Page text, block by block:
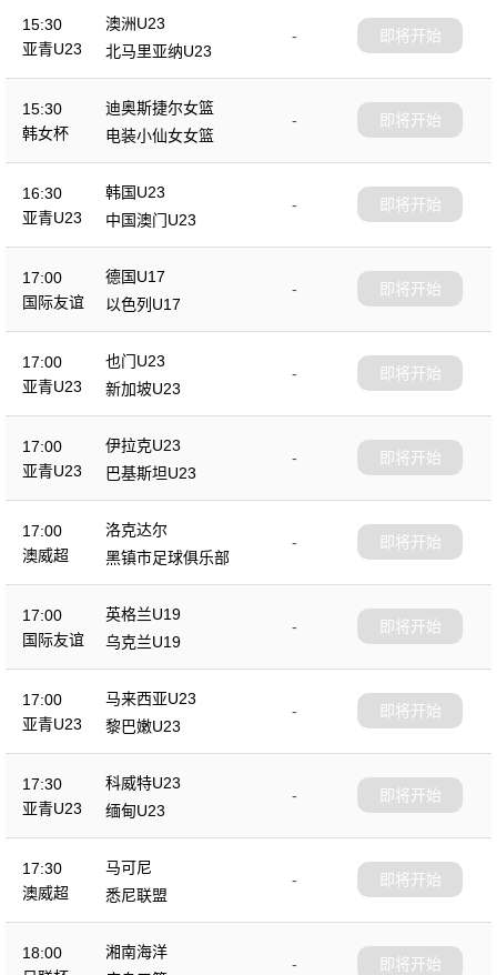
15:30
亚青U23
澳洲U23
-
北马里亚纳U23
即将开始
15:30
韩女杯
迪奥斯捷尔女篮
-
电装小仙女女篮
即将开始
16:30
亚青U23
韩国U23
-
中国澳门U23
即将开始
17:00
国际友谊
德国U17
-
以色列U17
即将开始
17:00
亚青U23
也门U23
-
新加坡U23
即将开始
17:00
亚青U23
伊拉克U23
-
巴基斯坦U23
即将开始
17:00
澳威超
洛克达尔
-
黑镇市足球俱乐部
即将开始
17:00
国际友谊
英格兰U19
-
乌克兰U19
即将开始
17:00
亚青U23
马来西亚U23
-
黎巴嫩U23
即将开始
17:30
亚青U23
科威特U23
-
缅甸U23
即将开始
17:30
澳威超
马可尼
-
悉尼联盟
即将开始
18:00
湘南海洋
-
即将开始